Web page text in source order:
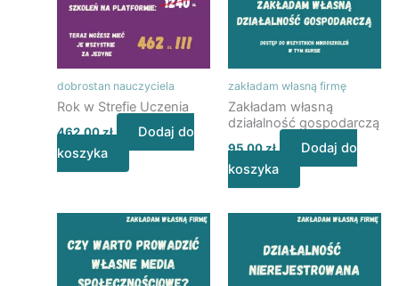
dobrostan nauczyciela
Rok w Strefie Uczenia
462,00zł
Dodaj do
koszyka
zakładam własną firmę
Zakładam własną
działalność gospodarczą
95,00zł
Dodaj do
koszyka